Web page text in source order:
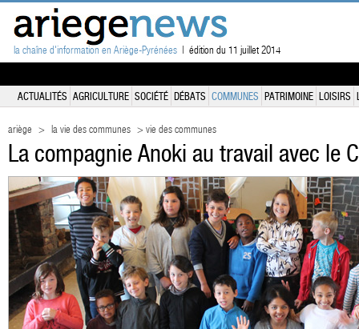
la chaîne d'information en Ariège-Pyrénées | édition du 11 juillet 2014
ACTUALITÉS AGRICULTURE SOCIÉTÉ DÉBATS COMMUNES PATRIMOINE LOISIRS
ariège > la vie des communes > vie des communes
La compagnie Anoki au travail avec le